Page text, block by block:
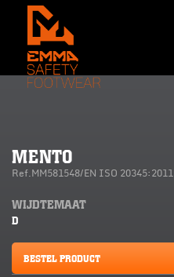
MENTO
Ref.MM581548/EN ISO 20345:2011
WIJDTEMAAT
D
BESTEL PRODUCT